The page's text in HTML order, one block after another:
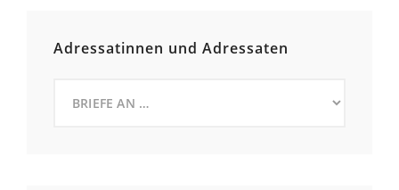
Adressatinnen und Adressaten